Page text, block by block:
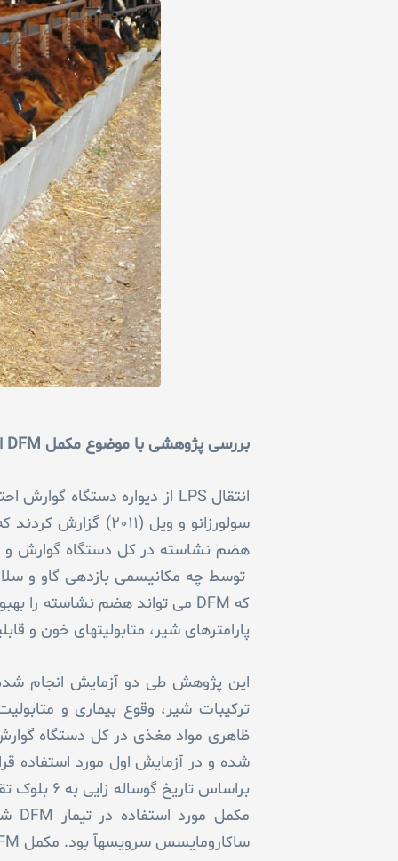
بررسی پژوهشی با موضوع مکمل DFM
توسط چه مکانیسمی بازدهی گاو و
پارامترهای شیر، متابولیت­های خون و
مکمل مورد استفاده در تیمار DFM شامل ۵×۱۰
ساکارومایسس سرویسه­آ بود. مکمل DFM قبل از مصرف با ۵ کیلوگرم ذرت خشک آسیاب شده مخلوط شد.